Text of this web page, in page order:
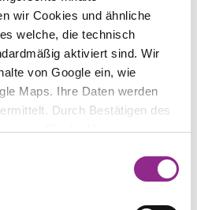
wir Cookies und ähnliche
welche, die technisch
aktiviert sind. Wir
von Google ein, wie
Maps. Ihre Daten werden
Durch Bestätigen des
Sie der Verwendung zu.
oder abwählen und „Auswahl
werden keine Cookies
zu unseren
sich bitte anJessica